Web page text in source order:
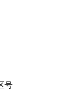
号